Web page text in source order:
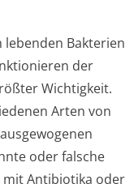
Bakterien
der
Wichtigkeit.
Arten von
oder falsche
mit Antibiotika oder